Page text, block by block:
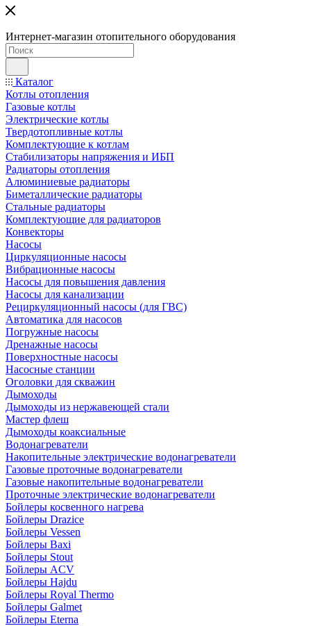
Интернет-магазин отопительного оборудования
Каталог
Котлы отопления
Газовые котлы
Электрические котлы
Твердотопливные котлы
Комплектующие к котлам
Стабилизаторы напряжения и ИБП
Радиаторы отопления
Алюминиевые радиаторы
Биметаллические радиаторы
Стальные радиаторы
Комплектующие для радиаторов
Конвекторы
Насосы
Циркуляционные насосы
Вибрационные насосы
Насосы для повышения давления
Насосы для канализации
Рециркуляционный насосы (для ГВС)
Автоматика для насосов
Погружные насосы
Дренажные насосы
Поверхностные насосы
Насосные станции
Оголовки для скважин
Дымоходы
Дымоходы из нержавеющей стали
Мастер флеш
Дымоходы коаксиальные
Водонагреватели
Накопительные электрические водонагреватели
Газовые проточные водонагреватели
Газовые накопительные водонагреватели
Проточные электрические водонагреватели
Бойлеры косвенного нагрева
Бойлеры Drazice
Бойлеры Vessen
Бойлеры Baxi
Бойлеры Stout
Бойлеры ACV
Бойлеры Hajdu
Бойлеры Royal Thermo
Бойлеры Galmet
Бойлеры Eterna